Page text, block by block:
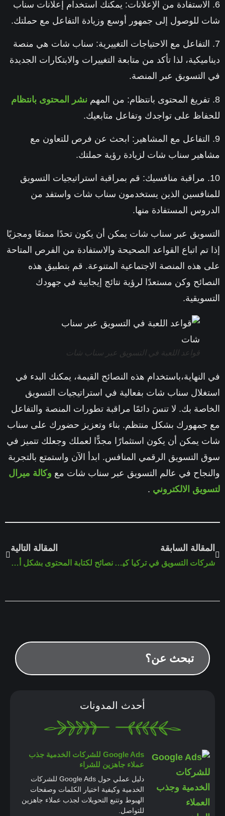
6. الاستفادة من الإعلانات:
يمكنك استخدام إعلانات سناب
شات للوصول إلى جمهور أوسع وزيادة التفاعل مع حملتك.
7. التفاعل مع الاحتياجات التغييرية:
سناب شات هي منصة
ديناميكية، لذا تأكد من متابعة التغييرات والابتكارات الجديدة
في التسويق عبر المنصة.
8. تفريغ المحتوى بانتظام: من المهمنشر المحتوى بانتظام
للحفاظ على تواجدك وتفاعل متابعيك.
9. التفاعل مع المشاهير:
ابحث عن فرص للتعاون مع
مشاهير سناب شات لزيادة رؤية حملتك.
10. مراقبة منافسيك:
قم بمراقبة استراتيجيات التسويق
للمنافسين الذين يستخدمون سناب شات واستفد من
الدروس المستفادة منها.
التسويق عبر سناب شات يمكن أن يكون تحدًا ممتعًا ومجزيًا
إذا تم اتباع القواعد الصحيحة والاستفادة من الفرص المتاحة
على هذه المنصة الاجتماعية المتنوعة. قم بتطبيق هذه
النصائح وكن مستعدًا لرؤية نتائج إيجابية في جهودك
التسويقية.
قواعد اللعبة في التسويق عبر سناب شات
في النهاية،باستخدام هذه النصائح القيمة، يمكنك البدء في
استغلال سناب شات بفعالية في استراتيجيات التسويق
الخاصة بك. لا تنسَ دائمًا مراقبة تطورات المنصة والتفاعل
مع جمهورك بشكل منتظم. بناء وتعزيز حضورك على سناب
شات يمكن أن يكون استثمارًا مجدًّا لعملك وجعلك تتميز في
سوق التسويق الرقمي المنافس. ابدأ الآن واستمتع بالتجربة
والنجاح في عالم التسويق عبر سناب شات معوكالة ميرال
لتسويق الالكتروني .
المقالة السابقة
شركات التسويق في تركيا كيف تختار الشركة الانسب في اسطنبول
المقالة التالية
نصائح لكتابة المحتوى بشكل أفضل وأسرع
أحدث المدونات
Google Ads للشركات الخدمية جذب
عملاء جاهزين للشراء
دليل عملي حول Google Ads للشركات
الخدمية وكيفية اختيار الكلمات وصفحات
الهبوط وتتبع التحويلات لجذب عملاء جاهزين
للتواصل.